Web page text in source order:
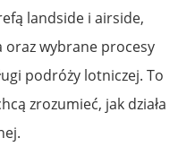
landside i airside,
oraz wybrane procesy
podróży lotniczej. To
zrozumieć, jak działa